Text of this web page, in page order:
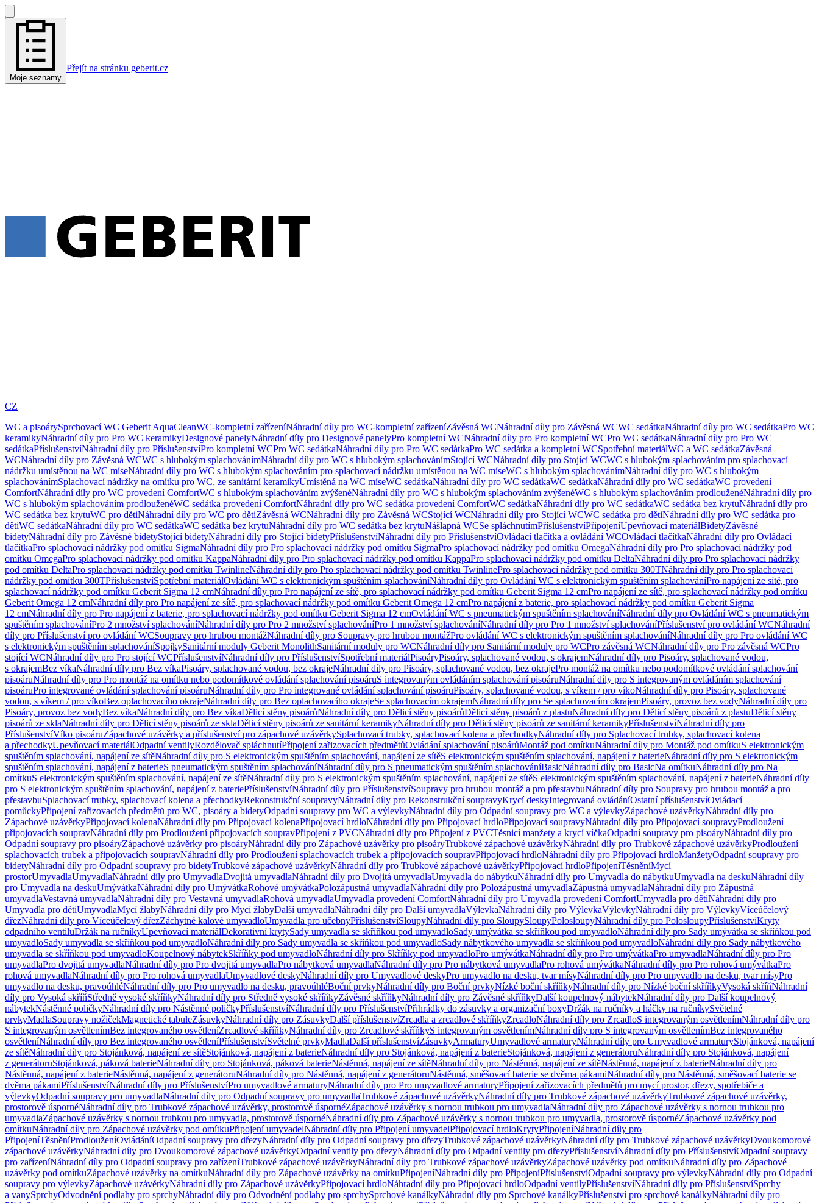
Moje seznamy
Přejít na stránku geberit.cz
CZ
WC a pisoárySprchovací WC Geberit AquaCleanWC-kompletní zařízeníNáhradní díly pro WC-kompletní zařízeníZávěsná WCNáhradní díly pro Závěsná WCWC sedátkaNáhradní díly pro WC sedátkaPro WC
keramikyNáhradní díly pro Pro WC keramikyDesignové panelyNáhradní díly pro Designové panelyPro kompletní WCNáhradní díly pro Pro kompletní WCPro WC sedátkaNáhradní díly pro Pro WC
sedátkaPříslušenstvíNáhradní díly pro PříslušenstvíPro kompletní WCPro WC sedátkaNáhradní díly pro Pro WC sedátkaPro WC sedátka a kompletní WCSpotřební materiálWC a WC sedátkaZávěsná
WCNáhradní díly pro Závěsná WCWC s hlubokým splachovánímNáhradní díly pro WC s hlubokým splachovánímStojící WCNáhradní díly pro Stojící WCWC s hlubokým splachováním pro splachovací
nádržku umístěnou na WC míseNáhradní díly pro WC s hlubokým splachováním pro splachovací nádržku umístěnou na WC míseWC s hlubokým splachovánímNáhradní díly pro WC s hlubokým
splachovánímSplachovací nádržky na omítku pro WC, ze sanitární keramikyUmístěná na WC míseWC sedátkaNáhradní díly pro WC sedátkaWC sedátkaNáhradní díly pro WC sedátkaWC provedení
ComfortNáhradní díly pro WC provedení ComfortWC s hlubokým splachováním zvýšenéNáhradní díly pro WC s hlubokým splachováním zvýšenéWC s hlubokým splachováním prodlouženéNáhradní díly pro
WC s hlubokým splachováním prodlouženéWC sedátka provedení ComfortNáhradní díly pro WC sedátka provedení ComfortWC sedátkaNáhradní díly pro WC sedátkaWC sedátka bez krytuNáhradní díly pro
WC sedátka bez krytuWC pro dětiNáhradní díly pro WC pro dětiZávěsná WCNáhradní díly pro Závěsná WCStojící WCNáhradní díly pro Stojící WCWC sedátka pro dětiNáhradní díly pro WC sedátka pro
dětiWC sedátkaNáhradní díly pro WC sedátkaWC sedátka bez krytuNáhradní díly pro WC sedátka bez krytuNášlapná WCSe spláchnutímPříslušenstvíPřipojeníUpevňovací materiálBidetyZávěsné
bidetyNáhradní díly pro Závěsné bidetyStojící bidetyNáhradní díly pro Stojící bidetyPříslušenstvíNáhradní díly pro PříslušenstvíOvládací tlačítka a ovládání WCOvládací tlačítkaNáhradní díly pro Ovládací
tlačítkaPro splachovací nádržky pod omítku SigmaNáhradní díly pro Pro splachovací nádržky pod omítku SigmaPro splachovací nádržky pod omítku OmegaNáhradní díly pro Pro splachovací nádržky pod
omítku OmegaPro splachovací nádržky pod omítku KappaNáhradní díly pro Pro splachovací nádržky pod omítku KappaPro splachovací nádržky pod omítku DeltaNáhradní díly pro Pro splachovací nádržky
pod omítku DeltaPro splachovací nádržky pod omítku TwinlineNáhradní díly pro Pro splachovací nádržky pod omítku TwinlinePro splachovací nádržky pod omítku 300TNáhradní díly pro Pro splachovací
nádržky pod omítku 300TPříslušenstvíSpotřební materiálOvládání WC s elektronickým spuštěním splachováníNáhradní díly pro Ovládání WC s elektronickým spuštěním splachováníPro napájení ze sítě, pro
splachovací nádržky pod omítku Geberit Sigma 12 cmNáhradní díly pro Pro napájení ze sítě, pro splachovací nádržky pod omítku Geberit Sigma 12 cmPro napájení ze sítě, pro splachovací nádržky pod omítku
Geberit Omega 12 cmNáhradní díly pro Pro napájení ze sítě, pro splachovací nádržky pod omítku Geberit Omega 12 cmPro napájení z baterie, pro splachovací nádržky pod omítku Geberit Sigma
12 cmNáhradní díly pro Pro napájení z baterie, pro splachovací nádržky pod omítku Geberit Sigma 12 cmOvládání WC s pneumatickým spuštěním splachováníNáhradní díly pro Ovládání WC s pneumatickým
spuštěním splachováníPro 2 množství splachováníNáhradní díly pro Pro 2 množství splachováníPro 1 množství splachováníNáhradní díly pro Pro 1 množství splachováníPříslušenství pro ovládání WCNáhradní
díly pro Příslušenství pro ovládání WCSoupravy pro hrubou montážNáhradní díly pro Soupravy pro hrubou montážPro ovládání WC s elektronickým spuštěním splachováníNáhradní díly pro Pro ovládání WC
s elektronickým spuštěním splachováníSpojkySanitární moduly Geberit MonolithSanitární moduly pro WCNáhradní díly pro Sanitární moduly pro WCPro závěsná WCNáhradní díly pro Pro závěsná WCPro
stojící WCNáhradní díly pro Pro stojící WCPříslušenstvíNáhradní díly pro PříslušenstvíSpotřební materiálPisoáryPisoáry, splachované vodou, s okrajemNáhradní díly pro Pisoáry, splachované vodou,
s okrajemBez víkaNáhradní díly pro Bez víkaPisoáry, splachované vodou, bez okrajeNáhradní díly pro Pisoáry, splachované vodou, bez okrajePro montáž na omítku nebo podomítkové ovládání splachování
pisoáruNáhradní díly pro Pro montáž na omítku nebo podomítkové ovládání splachování pisoáruS integrovaným ovládáním splachování pisoáruNáhradní díly pro S integrovaným ovládáním splachování
pisoáruPro integrované ovládání splachování pisoáruNáhradní díly pro Pro integrované ovládání splachování pisoáruPisoáry, splachované vodou, s víkem / pro víkoNáhradní díly pro Pisoáry, splachované
vodou, s víkem / pro víkoBez oplachovacího okrajeNáhradní díly pro Bez oplachovacího okrajeSe splachovacím okrajemNáhradní díly pro Se splachovacím okrajemPisoáry, provoz bez vodyNáhradní díly pro
Pisoáry, provoz bez vodyBez víkaNáhradní díly pro Bez víkaDělicí stěny pisoárůNáhradní díly pro Dělicí stěny pisoárůDělicí stěny pisoárů z plastuNáhradní díly pro Dělicí stěny pisoárů z plastuDělicí stěny
pisoárů ze sklaNáhradní díly pro Dělicí stěny pisoárů ze sklaDělicí stěny pisoárů ze sanitární keramikyNáhradní díly pro Dělicí stěny pisoárů ze sanitární keramikyPříslušenstvíNáhradní díly pro
PříslušenstvíVíko pisoáruZápachové uzávěrky a příslušenství pro zápachové uzávěrkySplachovací trubky, splachovací kolena a přechodkyNáhradní díly pro Splachovací trubky, splachovací kolena
a přechodkyUpevňovací materiálOdpadní ventilyRozdělovač spláchnutíPřipojení zařizovacích předmětůOvládání splachování pisoárůMontáž pod omítkuNáhradní díly pro Montáž pod omítkuS elektronickým
spuštěním splachování, napájení ze sítěNáhradní díly pro S elektronickým spuštěním splachování, napájení ze sítěS elektronickým spuštěním splachování, napájení z baterieNáhradní díly pro S elektronickým
spuštěním splachování, napájení z baterieS pneumatickým spuštěním splachováníNáhradní díly pro S pneumatickým spuštěním splachováníBasicNáhradní díly pro BasicNa omítkuNáhradní díly pro Na
omítkuS elektronickým spuštěním splachování, napájení ze sítěNáhradní díly pro S elektronickým spuštěním splachování, napájení ze sítěS elektronickým spuštěním splachování, napájení z baterieNáhradní díly
pro S elektronickým spuštěním splachování, napájení z bateriePříslušenstvíNáhradní díly pro PříslušenstvíSoupravy pro hrubou montáž a pro přestavbuNáhradní díly pro Soupravy pro hrubou montáž a pro
přestavbuSplachovací trubky, splachovací kolena a přechodkyRekonstrukční soupravyNáhradní díly pro Rekonstrukční soupravyKrycí deskyIntegrovaná ovládáníOstatní příslušenstvíOvládací
pomůckyPřipojení zařizovacích předmětů pro WC, pisoáry a bidetyOdpadní soupravy pro WC a výlevkyNáhradní díly pro Odpadní soupravy pro WC a výlevkyZápachové uzávěrkyNáhradní díly pro
Zápachové uzávěrkyPřipojovací kolenaNáhradní díly pro Připojovací kolenaPřipojovací hrdloNáhradní díly pro Připojovací hrdloPřipojovací soupravyNáhradní díly pro Připojovací soupravyProdloužení
připojovacích soupravNáhradní díly pro Prodloužení připojovacích soupravPřipojení z PVCNáhradní díly pro Připojení z PVCTěsnicí manžety a krycí víčkaOdpadní soupravy pro pisoáryNáhradní díly pro
Odpadní soupravy pro pisoáryZápachové uzávěrky pro pisoáryNáhradní díly pro Zápachové uzávěrky pro pisoáryTrubkové zápachové uzávěrkyNáhradní díly pro Trubkové zápachové uzávěrkyProdloužení
splachovacích trubek a připojovacích soupravNáhradní díly pro Prodloužení splachovacích trubek a připojovacích soupravPřipojovací hrdloNáhradní díly pro Připojovací hrdloManžetyOdpadní soupravy pro
bidetyNáhradní díly pro Odpadní soupravy pro bidetyTrubkové zápachové uzávěrkyNáhradní díly pro Trubkové zápachové uzávěrkyPřipojovací hrdloPřipojeníTěsněníMycí
prostorUmyvadlaUmyvadlaNáhradní díly pro UmyvadlaDvojitá umyvadlaNáhradní díly pro Dvojitá umyvadlaUmyvadla do nábytkuNáhradní díly pro Umyvadla do nábytkuUmyvadla na deskuNáhradní díly
pro Umyvadla na deskuUmývátkaNáhradní díly pro UmývátkaRohové umývátkaPolozápustná umyvadlaNáhradní díly pro Polozápustná umyvadlaZápustná umyvadlaNáhradní díly pro Zápustná
umyvadlaVestavná umyvadlaNáhradní díly pro Vestavná umyvadlaRohová umyvadlaUmyvadla provedení ComfortNáhradní díly pro Umyvadla provedení ComfortUmyvadla pro dětiNáhradní díly pro
Umyvadla pro dětiUmyvadlaMycí žlabyNáhradní díly pro Mycí žlabyDalší umyvadlaNáhradní díly pro Další umyvadlaVýlevkaNáhradní díly pro VýlevkaVýlevkyNáhradní díly pro VýlevkyVíceúčelový
dřezNáhradní díly pro Víceúčelový dřezZáchytné kalové umyvadloUmyvadla pro učebnyPříslušenstvíSloupyNáhradní díly pro SloupySloupyPolosloupyNáhradní díly pro PolosloupyPříslušenstvíKryty
odpadního ventiluDržák na ručníkyUpevňovací materiálDekorativní krytySady umyvadla se skříňkou pod umyvadloSady umývátka se skříňkou pod umyvadloNáhradní díly pro Sady umývátka se skříňkou pod
umyvadloSady umyvadla se skříňkou pod umyvadloNáhradní díly pro Sady umyvadla se skříňkou pod umyvadloSady nábytkového umyvadla se skříňkou pod umyvadloNáhradní díly pro Sady nábytkového
umyvadla se skříňkou pod umyvadloKoupelnový nábytekSkříňky pod umyvadloNáhradní díly pro Skříňky pod umyvadloPro umývátkaNáhradní díly pro Pro umývátkaPro umyvadlaNáhradní díly pro Pro
umyvadlaPro dvojitá umyvadlaNáhradní díly pro Pro dvojitá umyvadlaPro nábytková umyvadlaNáhradní díly pro Pro nábytková umyvadlaPro rohová umývátkaNáhradní díly pro Pro rohová umývátkaPro
rohová umyvadlaNáhradní díly pro Pro rohová umyvadlaUmyvadlové deskyNáhradní díly pro Umyvadlové deskyPro umyvadlo na desku, tvar mísyNáhradní díly pro Pro umyvadlo na desku, tvar mísyPro
umyvadlo na desku, pravoúhléNáhradní díly pro Pro umyvadlo na desku, pravoúhléBoční prvkyNáhradní díly pro Boční prvkyNízké boční skříňkyNáhradní díly pro Nízké boční skříňkyVysoká skříňNáhradní
díly pro Vysoká skříňStředně vysoké skříňkyNáhradní díly pro Středně vysoké skříňkyZávěsné skříňkyNáhradní díly pro Závěsné skříňkyDalší koupelnový nábytekNáhradní díly pro Další koupelnový
nábytekNástěnné poličkyNáhradní díly pro Nástěnné poličkyPříslušenstvíNáhradní díly pro PříslušenstvíPřihrádky do zásuvky a organizační boxyDržák na ručníky a háčky na ručníkySvětelné
prvkyMadlaSoupravy nožičekMagnetické tabuleZásuvkyNáhradní díly pro ZásuvkyDalší příslušenstvíZrcadla a zrcadlové skříňkyZrcadloNáhradní díly pro ZrcadloS integrovaným osvětlenímNáhradní díly pro
S integrovaným osvětlenímBez integrovaného osvětleníZrcadlové skříňkyNáhradní díly pro Zrcadlové skříňkyS integrovaným osvětlenímNáhradní díly pro S integrovaným osvětlenímBez integrovaného
osvětleníNáhradní díly pro Bez integrovaného osvětleníPříslušenstvíSvětelné prvkyMadlaDalší příslušenstvíZásuvkyArmaturyUmyvadlové armaturyNáhradní díly pro Umyvadlové armaturyStojánková, napájení
ze sítěNáhradní díly pro Stojánková, napájení ze sítěStojánková, napájení z baterieNáhradní díly pro Stojánková, napájení z baterieStojánková, napájení z generátoruNáhradní díly pro Stojánková, napájení
z generátoruStojánková, páková baterieNáhradní díly pro Stojánková, páková baterieNástěnná, napájení ze sítěNáhradní díly pro Nástěnná, napájení ze sítěNástěnná, napájení z baterieNáhradní díly pro
Nástěnná, napájení z baterieNástěnná, napájení z generátoruNáhradní díly pro Nástěnná, napájení z generátoruNástěnná, směšovací baterie se dvěma pákamiNáhradní díly pro Nástěnná, směšovací baterie se
dvěma pákamiPříslušenstvíNáhradní díly pro PříslušenstvíPro umyvadlové armaturyNáhradní díly pro Pro umyvadlové armaturyPřipojení zařizovacích předmětů pro mycí prostor, dřezy, spotřebiče a
výlevkyOdpadní soupravy pro umyvadlaNáhradní díly pro Odpadní soupravy pro umyvadlaTrubkové zápachové uzávěrkyNáhradní díly pro Trubkové zápachové uzávěrkyTrubkové zápachové uzávěrky,
prostorově úspornéNáhradní díly pro Trubkové zápachové uzávěrky, prostorově úspornéZápachové uzávěrky s nornou trubkou pro umyvadlaNáhradní díly pro Zápachové uzávěrky s nornou trubkou pro
umyvadlaZápachové uzávěrky s nornou trubkou pro umyvadla, prostorově úspornéNáhradní díly pro Zápachové uzávěrky s nornou trubkou pro umyvadla, prostorově úspornéZápachové uzávěrky pod
omítkuNáhradní díly pro Zápachové uzávěrky pod omítkuPřipojení umyvadelNáhradní díly pro Připojení umyvadelPřipojovací hrdloKrytyPřipojeníNáhradní díly pro
PřipojeníTěsněníProdlouženíOvládáníOdpadní soupravy pro dřezyNáhradní díly pro Odpadní soupravy pro dřezyTrubkové zápachové uzávěrkyNáhradní díly pro Trubkové zápachové uzávěrkyDvoukomorové
zápachové uzávěrkyNáhradní díly pro Dvoukomorové zápachové uzávěrkyOdpadní ventily pro dřezyNáhradní díly pro Odpadní ventily pro dřezyPříslušenstvíNáhradní díly pro PříslušenstvíOdpadní soupravy
pro zařízeníNáhradní díly pro Odpadní soupravy pro zařízeníTrubkové zápachové uzávěrkyNáhradní díly pro Trubkové zápachové uzávěrkyZápachové uzávěrky pod omítkuNáhradní díly pro Zápachové
uzávěrky pod omítkuZápachové uzávěrky na omítkuNáhradní díly pro Zápachové uzávěrky na omítkuPřipojeníNáhradní díly pro PřipojeníPříslušenstvíOdpadní soupravy pro výlevkyNáhradní díly pro Odpadní
soupravy pro výlevkyZápachové uzávěrkyNáhradní díly pro Zápachové uzávěrkyPřipojovací hrdloNáhradní díly pro Připojovací hrdloOdpadní ventilyPříslušenstvíNáhradní díly pro PříslušenstvíSprchy
a vanySprchyOdvodnění podlahy pro sprchyNáhradní díly pro Odvodnění podlahy pro sprchySprchové kanálkyNáhradní díly pro Sprchové kanálkyPříslušenství pro sprchové kanálkyNáhradní díly pro